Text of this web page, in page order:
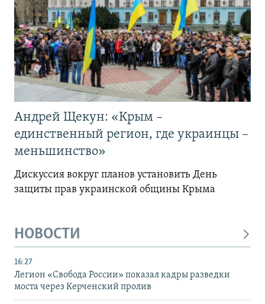
Андрей Щекун: «Крым –
единственный регион, где украинцы –
меньшинство»
Дискуссия вокруг планов установить День
защиты прав украинской общины Крыма
НОВОСТИ
16:27
Легион «Свобода России» показал кадры разведки
моста через Керченский пролив